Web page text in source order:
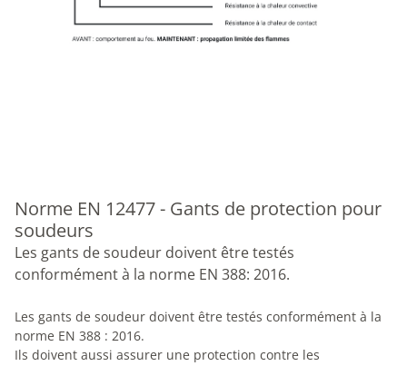
Norme EN 12477 - Gants de protection pour
soudeurs
Les gants de soudeur doivent être testés
conformément à la norme EN 388: 2016.
Les gants de soudeur doivent être testés conformément à la
norme EN 388 : 2016.
Ils doivent aussi assurer une protection contre les